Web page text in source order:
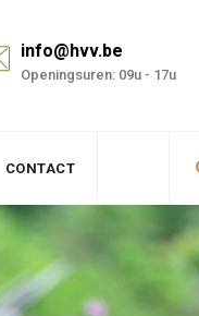
info@hvv.be
Openingsuren: 09u - 17u
CONTACT